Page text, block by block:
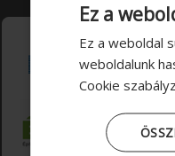
Ez a
Ez a weboldal
weboldalunk
Cookie